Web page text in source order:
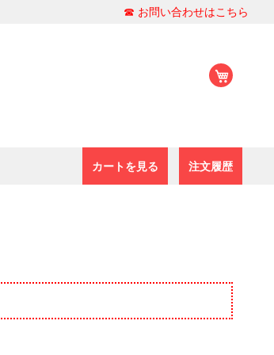
☎ お問い合わせはこちら
カートを見る 注文履歴